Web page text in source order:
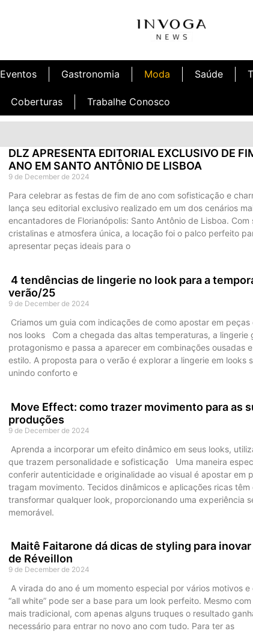
Eventos Gastronomia Moda Saúde
Coberturas Trabalhe Conosco
DLZ APRESENTA EDITORIAL EXCLUSIVO DE
ANO EM SANTO ANTÔNIO DE LISBOA
9 de December de 2024
Para celebrar as festas de fim de ano com sofisticação e
lança seu editorial exclusivo realizado em um dos cenários
encantadores de Florianópolis: Santo Antônio de Lisboa. Com
cristalinas e atmosfera única, a locação foi o palco perfeito
apresentar peças ideais para o
4 tendências de lingerie no look para a
verão/25
9 de December de 2024
Criamos um guia com indicações de como apostar em peças
nos looks Com a chegada das altas temperaturas, a lingerie
protagonismo e passa a aparecer em combinações ousadas
estilo. A proposta para o verão é explorar a lingerie em looks
unindo conforto e
Move Effect: como trazer movimento para as
produções
9 de December de 2024
Aprenda a incorporar um efeito dinâmico em seus looks,
que trazem personalidade e sofisticação Uma maneira
conferir autenticidade e originalidade ao visual é apostar em
tragam movimento. Tecidos dinâmicos e aplicações ricas
transformar qualquer look, proporcionando uma experiência
memorável.
Maitê Faitarone dá dicas de styling para
de Réveillon
9 de December de 2024
A virada do ano é um momento especial por vários motivos e
“all white” pode ser a base para um look perfeito. Mesmo
mais tradicional, com apenas alguns truques o resultado
necessário para entrar no novo ano com tudo. Para ter as